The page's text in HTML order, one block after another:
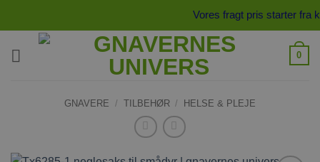
Vores fragt pris starter fra
0
GNAVERE / TILBEHØR / HELSE & PLEJE